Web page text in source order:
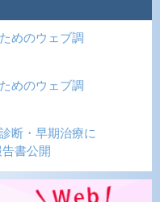
めのウェブ調
めのウェブ調
断・早期治療に
書公開